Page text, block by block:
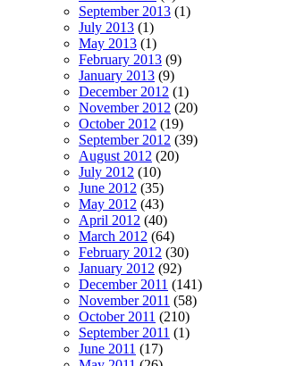
September 2013 (1)
July 2013 (1)
May 2013 (1)
February 2013 (9)
January 2013 (9)
December 2012 (1)
November 2012 (20)
October 2012 (19)
September 2012 (39)
August 2012 (20)
July 2012 (10)
June 2012 (35)
May 2012 (43)
April 2012 (40)
March 2012 (64)
February 2012 (30)
January 2012 (92)
December 2011 (141)
November 2011 (58)
October 2011 (210)
September 2011 (1)
June 2011 (17)